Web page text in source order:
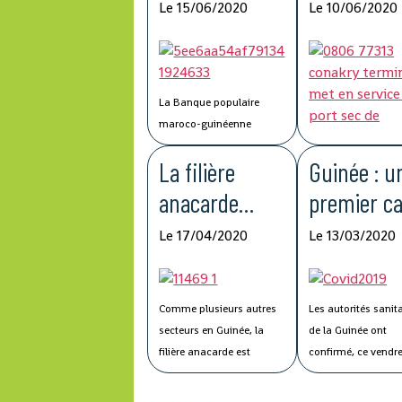
guinéens du
Groupe BCP
pour lutter
contre la
Covid-19
Le 15/06/2020
La Banque populaire
maroco-guinéenne
(BPMG), une filiale de
Groupe Banque centrale
a fait don de 500 millions
de francs guinéens au
à la Covid-19 et de
de la Guinée.
améliorer la
de la
logistique
Le 10/06/2020
La mise à service
filiale de Bolloré
compétitivité du Port
La filière
anacarde
affectée par le
Covid-19
Le 17/04/2020
Comme plusieurs autres
secteurs en Guinée, la
filière anacarde est
également touchée de
Guinée :
premier
de
coronavirus
confirmé
Le 13/03/2020
Les autorités
de la Guinée ont
confirmé, ce
Conakary, un